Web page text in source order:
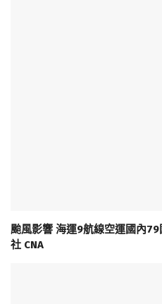
颱風影響 海運9航線空運國內
社 CNA